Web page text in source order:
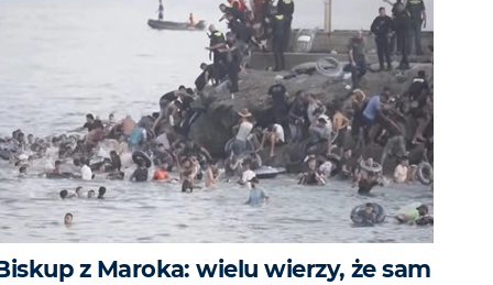
z Maroka: wielu wierzy, że sam